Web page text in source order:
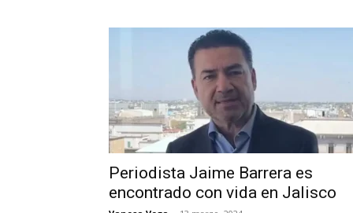
Periodista Jaime Barrera es
encontrado con vida en Jalisco